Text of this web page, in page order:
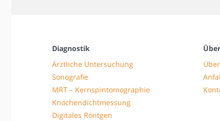
Diagnostik
Ärztliche Untersuchung
Sonografie
MRT – Kernspintomographie
Knochendichtmessung
Digitales Röntgen